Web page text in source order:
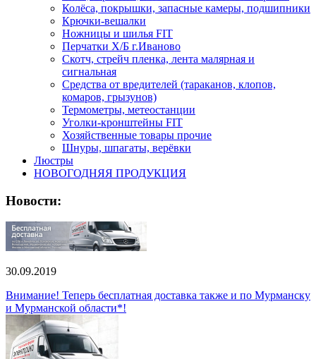
Колёса, покрышки, запасные камеры, подшипники
Крючки-вешалки
Ножницы и шилья FIT
Перчатки Х/Б г.Иваново
Скотч, стрейч пленка, лента малярная и
сигнальная
Средства от вредителей (тараканов, клопов,
комаров, грызунов)
Термометры, метеостанции
Уголки-кронштейны FIT
Хозяйственные товары прочие
Шнуры, шпагаты, верёвки
Люстры
НОВОГОДНЯЯ ПРОДУКЦИЯ
Новости:
30.09.2019
Внимание! Теперь бесплатная доставка также и по Мурманску
и Мурманской области*!